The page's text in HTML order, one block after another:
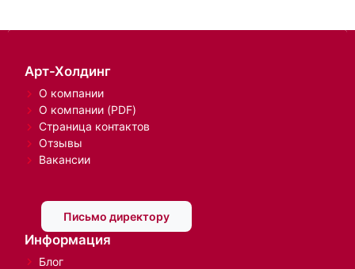
Арт-Холдинг
О компании
О компании (PDF)
Страница контактов
Отзывы
Вакансии
Письмо директору
Информация
Блог